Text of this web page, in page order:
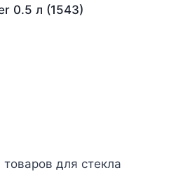
0.5 л (1543)
для стекла